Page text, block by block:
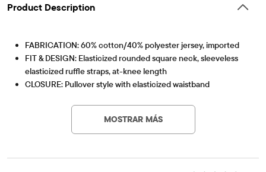
Product Description
FABRICATION: 60% cotton/40% polyester jersey, imported
FIT & DESIGN: Elasticized rounded square neck, sleeveless
elasticized ruffle straps, at-knee length
CLOSURE: Pullover style with elasticized waistband
softness & to reduce shrinkage
MOSTRAR MÁS